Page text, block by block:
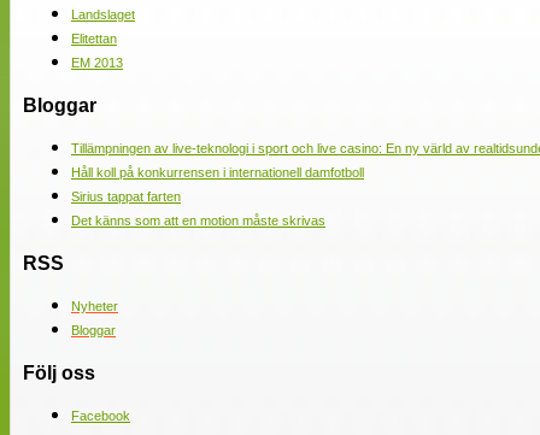
Landslaget
Elitettan
EM 2013
Bloggar
Tillämpningen av live-teknologi i sport och live casino: En ny värld av
Håll koll på konkurrensen i internationell damfotboll
Sirius tappat farten
Det känns som att en motion måste skrivas
RSS
Nyheter
Bloggar
Följ oss
Facebook